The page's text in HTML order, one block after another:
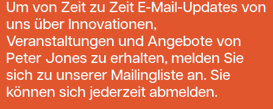
Um von Zeit zu Zeit E-Mail-Updates von
uns über Innovationen,
Veranstaltungen und Angebote von
Peter Jones zu erhalten, melden Sie
sich zu unserer Mailingliste an. Sie
können sich jederzeit abmelden.